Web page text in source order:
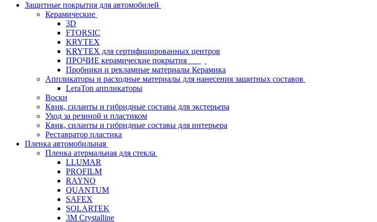
Защитные покрытия для автомобилей
Керамические
3D
FTORSIC
KRYTEX
KRYTEX для сертифицированных центров
ПРОЧИЕ керамические покрытия
Пробники и рекламные материалы Керамика
Аппликаторы и расходные материалы для нанесения защитных составов
LeraTon аппликаторы
Воски
Квик, силанты и гибридные составы для экстерьера
Уход за резиной и пластиком
Квик, силанты и гибридные составы для интерьера
Реставратор пластика
Пленка автомобильная
Пленка атермальная для стекла
LLUMAR
PROFILM
RAYNO
QUANTUM
SAFEX
SOLARTEK
3M Crystalline